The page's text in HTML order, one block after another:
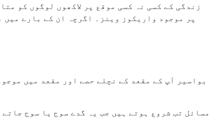
زندگی کے کسی نہ کسی موقع پر لاکھوں لوگوں کو
پر موجود واریکوز وینز۔ اگرچہ ان کے بارے
بواسیر آپ کے مقعد کے نچلے حصے اور مقعد میں
مسائل تب شروع ہوتے ہیں جب یہ گدے سوج یا سوج